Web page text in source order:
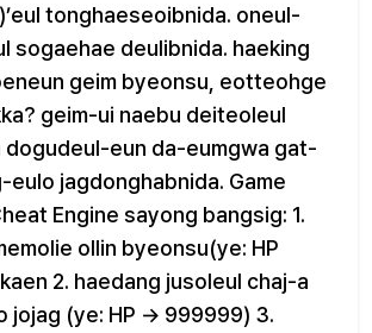
tonghaeseoibnida. oneul-
sogaehae deulibnida. haeking
geim byeonsu, eotteohge
geim-ui naebu deiteoleul
dogudeul-eun da-eumgwa gat-
eulo jagdonghabnida. Game
Engine sayong bangsig: 1.
ollin byeonsu(ye: HP
2. haedang jusoleul chaj-a
jojag (ye: HP → 999999) 3.